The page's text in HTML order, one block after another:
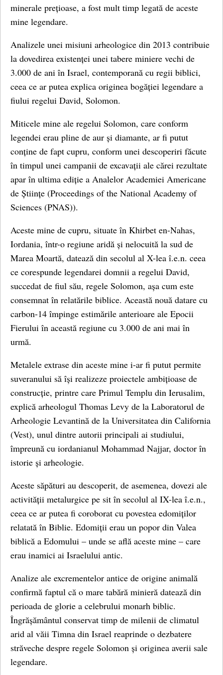
minerale prețioase, a fost mult timp legată de aceste
mine legendare.
Analizele unei misiuni arheologice din 2013 contribuie
la dovedirea existenței unei tabere miniere vechi de
3.000 de ani în Israel, contemporană cu regii biblici,
ceea ce ar putea explica originea bogăției legendare a
fiului regelui David, Solomon.
Miticele mine ale regelui Solomon, care conform
legendei erau pline de aur și diamante, ar fi putut
conține de fapt cupru, conform unei descoperiri făcute
în timpul unei campanii de excavații ale cărei rezultate
apar în ultima ediție a Analelor Academiei Americane
de Științe (Proceedings of the National Academy of
Sciences (PNAS)).
Aceste mine de cupru, situate în Khirbet en-Nahas,
Iordania, într-o regiune aridă și nelocuită la sud de
Marea Moartă, datează din secolul al X-lea î.e.n. ceea
ce corespunde legendarei domnii a regelui David,
succedat de fiul său, regele Solomon, așa cum este
consemnat în relatările biblice. Această nouă datare cu
carbon-14 împinge estimările anterioare ale Epocii
Fierului în această regiune cu 3.000 de ani mai în
urmă.
Metalele extrase din aceste mine i-ar fi putut permite
suveranului să își realizeze proiectele ambițioase de
construcție, printre care Primul Templu din Ierusalim,
explică arheologul Thomas Levy de la Laboratorul de
Arheologie Levantină de la Universitatea din California
(Vest), unul dintre autorii principali ai studiului,
împreună cu iordanianul Mohammad Najjar, doctor în
istorie și arheologie.
Aceste săpături au descoperit, de asemenea, dovezi ale
activității metalurgice pe sit în secolul al IX-lea î.e.n.,
ceea ce ar putea fi coroborat cu povestea edomiților
relatată în Biblie. Edomiții erau un popor din Valea
biblică a Edomului – unde se află aceste mine – care
erau inamici ai Israelului antic.
Analize ale excrementelor antice de origine animală
confirmă faptul că o mare tabără minieră datează din
perioada de glorie a celebrului monarh biblic.
Îngrășământul conservat timp de milenii de climatul
arid al văii Timna din Israel reaprinde o dezbatere
străveche despre regele Solomon și originea averii sale
legendare.